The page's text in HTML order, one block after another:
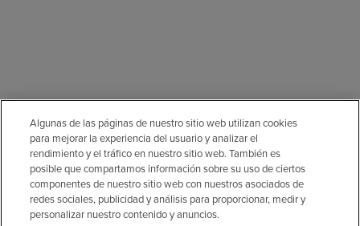
Algunas de las páginas de nuestro sitio web utilizan cookies
para mejorar la experiencia del usuario y analizar el
rendimiento y el tráfico en nuestro sitio web. También es
posible que compartamos información sobre su uso de ciertos
componentes de nuestro sitio web con nuestros asociados de
redes sociales, publicidad y análisis para proporcionar, medir y
personalizar nuestro contenido y anuncios.